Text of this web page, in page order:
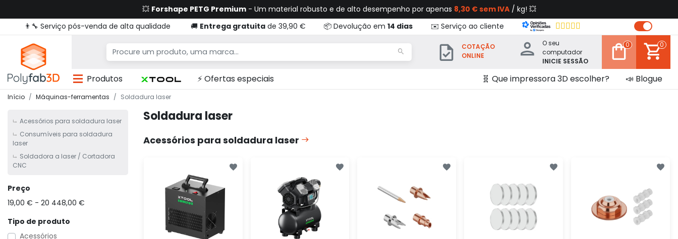
💥 Forshape PETG Premium- Um material robusto e de alto desempenho por apenas 8,30 € sem IVA/ kg! 💥
👨‍🔧 Serviço pós-venda de alta qualidade
🚚 Entrega gratuitade 39,90 € 📦 Devolução em 14 dias ✉️ Serviço ao cliente
COTAÇÃO
ONLINE
O seu
computador
INICIE SESSÃO
0 0
Produtos ⚡ Ofertas especiais 🧬 Que impressora 3D escolher? 📣 Blogue
Início Máquinas-ferramentas Soldadura laser
Acessórios para soldadura laser
Consumíveis para soldadura
laser
Soldadora a laser / Cortadora
CNC
Preço
19,00 € - 20 448,00 €
Tipo de produto
Acessórios
Soldadura laser
Acessórios para soldadura laser